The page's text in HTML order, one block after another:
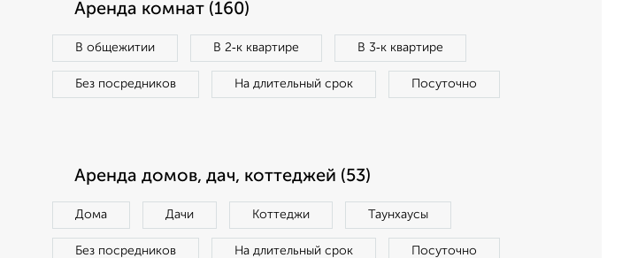
Аренда комнат (160)
В общежитии В 2‑к квартире В 3‑к квартире
Без посредников На длительный срок Посуточно
Аренда домов, дач, коттеджей (53)
Дома Дачи Коттеджи Таунхаусы
Без посредников На длительный срок Посуточно